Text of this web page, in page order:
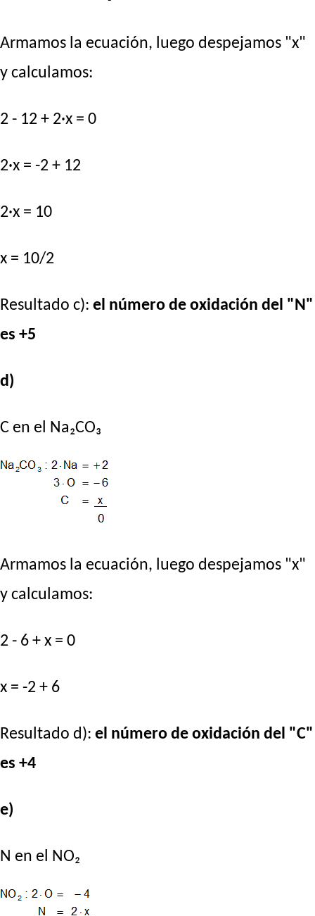
Armamos la ecuación, luego despejamos "x"
y calculamos:
2 - 12 + 2·x = 0
2·x = -2 + 12
2·x = 10
x = 10/2
Resultado c): el número de oxidación del "N"
es +5
d)
C en el Na₂CO₃
Armamos la ecuación, luego despejamos "x"
y calculamos:
2 - 6 + x = 0
x = -2 + 6
Resultado d): el número de oxidación del "C"
es +4
e)
N en el NO₂